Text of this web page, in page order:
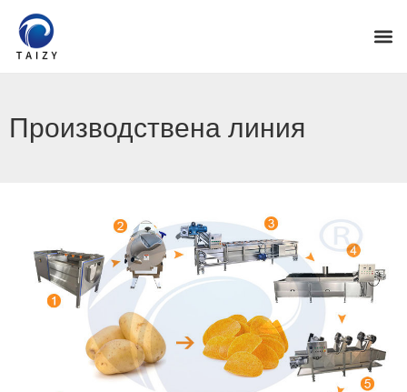
Производствена линия